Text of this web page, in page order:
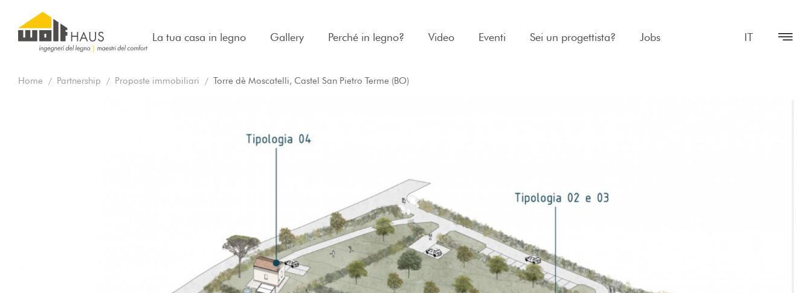
La tua casa in legno Gallery Perché in legno? Video Eventi Sei un progettista? Jobs IT
Home Partnership Proposte immobiliari Torre dè Moscatelli, Castel San Pietro Terme (BO)